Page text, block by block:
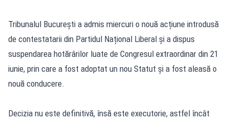
Tribunalul București a admis miercuri o nouă acțiune introdusă
de contestatarii din Partidul Național Liberal și a dispus
suspendarea hotărârilor luate de Congresul extraordinar din 21
iunie, prin care a fost adoptat un nou Statut și a fost aleasă o
nouă conducere.
Decizia nu este definitivă, însă este executorie, astfel încât